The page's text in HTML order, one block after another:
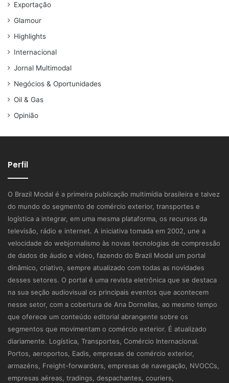
Exportação
Glamour
Highlights
Internacional
Jornal Multimodal
Negócios & Oportunidades
Oil & Gas
Opinião
Perfil
O Brazil Modal é a primeira publicação multimídia brasileira e talvez
do mundo do segmento de comércio exterior, transportes e
logística a integrar, em uma mesma plataforma, os recursos da
televisão, rádio e internet. A iniciativa tomada em 2002, une a
velocidade do webjornalismo às novas tecnologias de compressão
de dados de áudio e vídeo, fazendo do Brazil Modal um portal
dinâmico, criativo, sempre atualizado com todas as novidades
desses setores. O portal é uma revista eletrônica que se destaca
na sua seção audiovisual os principais eventos que acontecem
nesse setor, com a cobertura de Ana Dornellas, ao mesmo tempo
que oferece um conteúdo editorial abrangente sobre os
segmentos que movimentam o comércio exterior. É atualizado
diariamente. Logística, Transportes, Comércio Internacional.
Portos, aeroportos, Eadis, empresas de comércio exterior,
armazéns, Freight-forwarders, empresas de navegação, NVOCCs,
empresas aéreas, tradings, despachantes, couriers,